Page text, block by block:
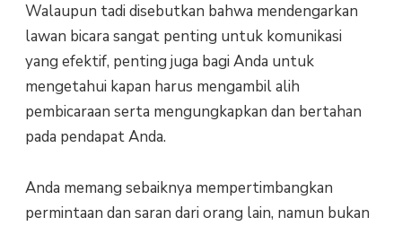
Walaupun tadi disebutkan bahwa mendengarkan
lawan bicara sangat penting untuk komunikasi
yang efektif, penting juga bagi Anda untuk
mengetahui kapan harus mengambil alih
pembicaraan serta mengungkapkan dan bertahan
pada pendapat Anda.
Anda memang sebaiknya mempertimbangkan
permintaan dan saran dari orang lain, namun bukan